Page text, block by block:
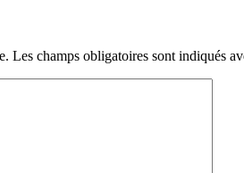
Les champs obligatoires sont indiqués